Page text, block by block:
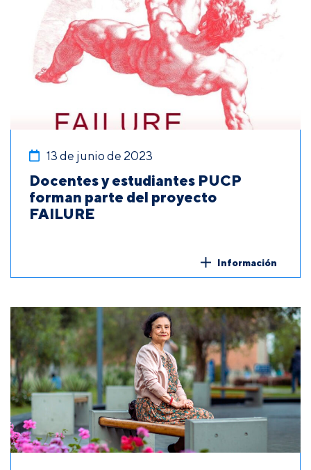
13 de junio de 2023
Docentes y estudiantes PUCP
forman parte del proyecto
FAILURE
Información